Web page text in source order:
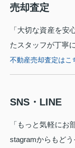
売却査定
「大切な資産を安
たスタッフが丁寧
不動産売却査定はこ
SNS・LINE
「もっと気軽にお
stagramからもどう